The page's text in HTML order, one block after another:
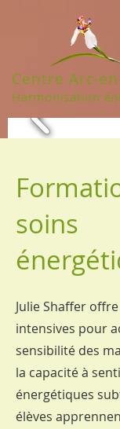
Centre Arc-
Harmonisation
soins
Julie Shaffer
intensives pour
sensibilité des
la capacité à
énergétiques
élèves